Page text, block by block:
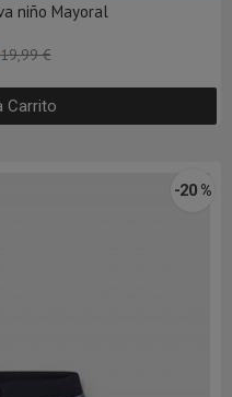
niño Mayoral
19,99 €
Carrito
-20 %